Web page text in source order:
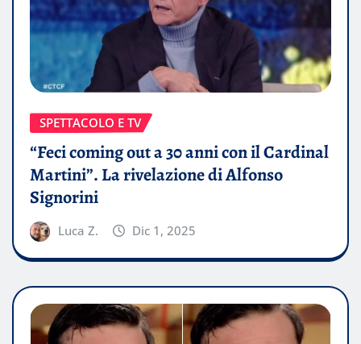
SPETTACOLO E TV
“Feci coming out a 30 anni con il Cardinal
Martini”. La rivelazione di Alfonso
Signorini
Luca Z. Dic 1, 2025